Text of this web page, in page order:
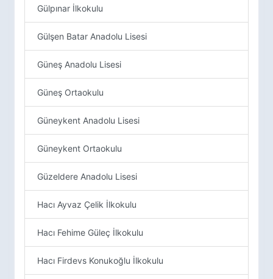
Gülpınar İlkokulu
Gülşen Batar Anadolu Lisesi
Güneş Anadolu Lisesi
Güneş Ortaokulu
Güneykent Anadolu Lisesi
Güneykent Ortaokulu
Güzeldere Anadolu Lisesi
Hacı Ayvaz Çelik İlkokulu
Hacı Fehime Güleç İlkokulu
Hacı Firdevs Konukoğlu İlkokulu